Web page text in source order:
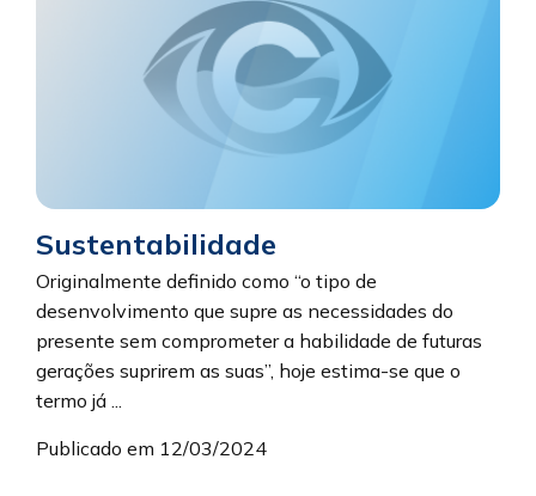
Sustentabilidade
Originalmente definido como “o tipo de
desenvolvimento que supre as necessidades do
presente sem comprometer a habilidade de futuras
gerações suprirem as suas”, hoje estima-se que o
termo já ...
Publicado em 12/03/2024